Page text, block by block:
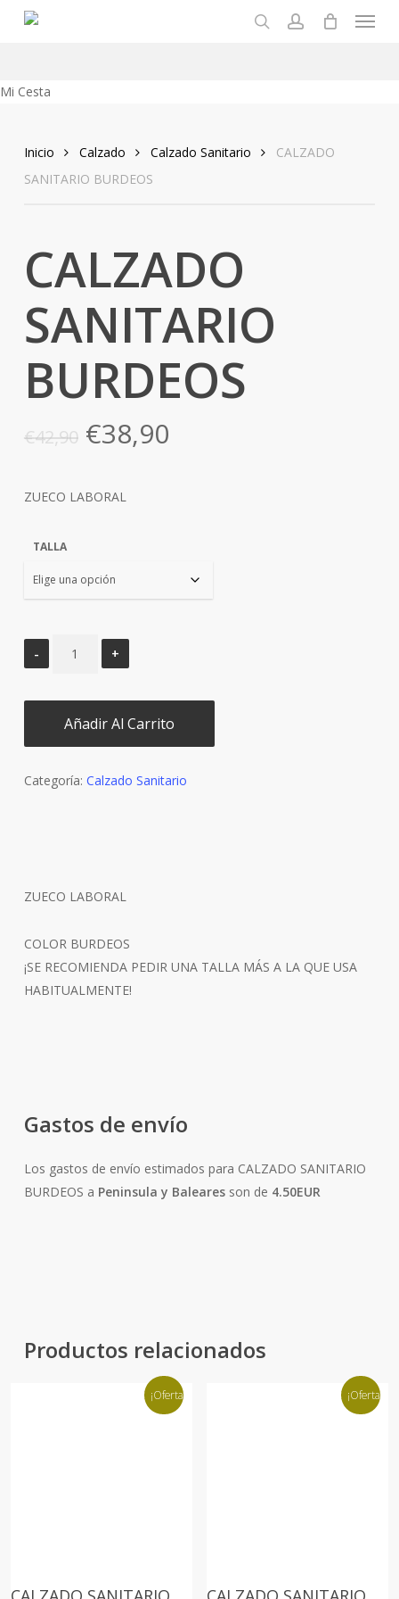
Menu
Mi Cesta
Inicio Calzado Calzado Sanitario
CALZADO
SANITARIO BURDEOS
CALZADO
SANITARIO
BURDEOS
€42,90 El
precio
original
era:
€38,90El
ZUECO LABORAL
TALLA
Añadir Al Carrito
Categoría: Calzado Sanitario
ZUECO LABORAL
COLOR BURDEOS
¡SE RECOMIENDA PEDIR UNA TALLA MÁS A LA QUE USA
HABITUALMENTE!
Gastos de envío
Los gastos de envío estimados para CALZADO SANITARIO
BURDEOS a Peninsula y Balearesson de 4.50EUR
Productos relacionados
¡Oferta! ¡Oferta!